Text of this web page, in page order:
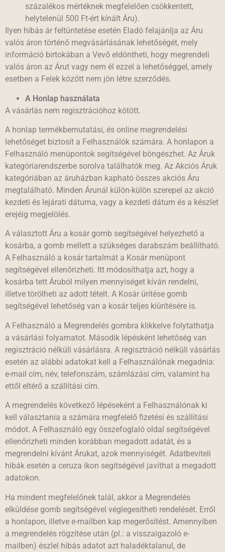
százalékos mértéknek megfelelően csökkentett,
helytelenül 500 Ft-ért kínált Áru).
Ilyen hibás ár feltüntetése esetén Eladó felajánlja az Áru
valós áron történő megvásárlásának lehetőségét, mely
információ birtokában a Vevő eldöntheti, hogy megrendeli
valós áron az Árut vagy nem él ezzel a lehetőséggel, amely
esetben a Felek között nem jön létre szerződés.
A Honlap használata
A vásárlás nem regisztrációhoz kötött.
A honlap termékbemutatási, és online megrendelési
lehetőséget biztosít a Felhasználók számára. A honlapon a
Felhasználó menüpontok segítségével böngészhet. Az Áruk
kategóriarendszerbe sorolva találhatók meg. Az Akciós Áruk
kategóriában az áruházban kapható összes akciós Áru
megtalálható. Minden Árunál külön-külön szerepel az akció
kezdeti és lejárati dátuma, vagy a kezdeti dátum és a készlet
erejéig megjelölés.
A választott Áru a kosár gomb segítségével helyezhető a
kosárba, a gomb mellett a szükséges darabszám beállítható.
A Felhasználó a kosár tartalmát a Kosár menüpont
segítségével ellenőrizheti. Itt módosíthatja azt, hogy a
kosárba tett Áruból milyen mennyiséget kíván rendelni,
illetve törölheti az adott tételt. A Kosár ürítése gomb
segítségével lehetőség van a kosár teljes kiürítésére is.
A Felhasználó a Megrendelés gombra klikkelve folytathatja
a vásárlási folyamatot. Második lépésként lehetőség van
regisztráció nélküli vásárlásra. A regisztráció nélküli vásárlás
esetén az alábbi adatokat kell a Felhasználónak megadnia:
e-mail cím, név, telefonszám, számlázási cím, valamint ha
ettől eltérő a szállítási cím.
A megrendelés következő lépéseként a Felhasználónak ki
kell választania a számára megfelelő fizetési és szállítási
módot. A Felhasználó egy összefoglaló oldal segítségével
ellenőrizheti minden korábban megadott adatát, és a
megrendelni kívánt Árukat, azok mennyiségét. Adatbeviteli
hibák esetén a ceruza ikon segítségével javíthat a megadott
adatokon.
Ha mindent megfelelőnek talál, akkor a Megrendelés
elküldése gomb segítségével véglegesítheti rendelését. Erről
a honlapon, illetve e-mailben kap megerősítést. Amennyiben
a megrendelés rögzítése után (pl.: a visszaigazoló e-
mailben) észlel hibás adatot azt haladéktalanul, de